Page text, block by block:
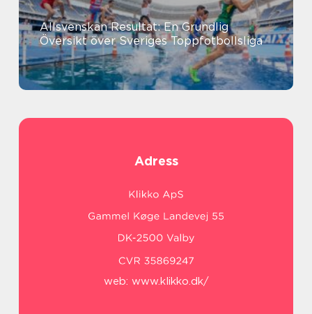
Allsvenskan Resultat: En Grundlig
Översikt över Sveriges Toppfotbollsliga
Adress
web: www.klikko.dk/